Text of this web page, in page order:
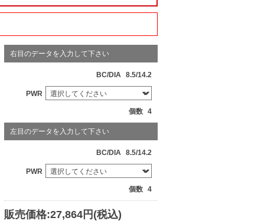
右目のデータを入力して下さい
BC/DIA 8.5/14.2
PWR
個数 4
左目のデータを入力して下さい
BC/DIA 8.5/14.2
PWR
個数 4
販売価格:27,864円(税込)